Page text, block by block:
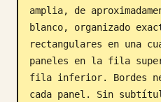
amplia, de
blanco, organizado
rectangulares en una
paneles en la fila
fila inferior. Bordes
cada panel. Sin